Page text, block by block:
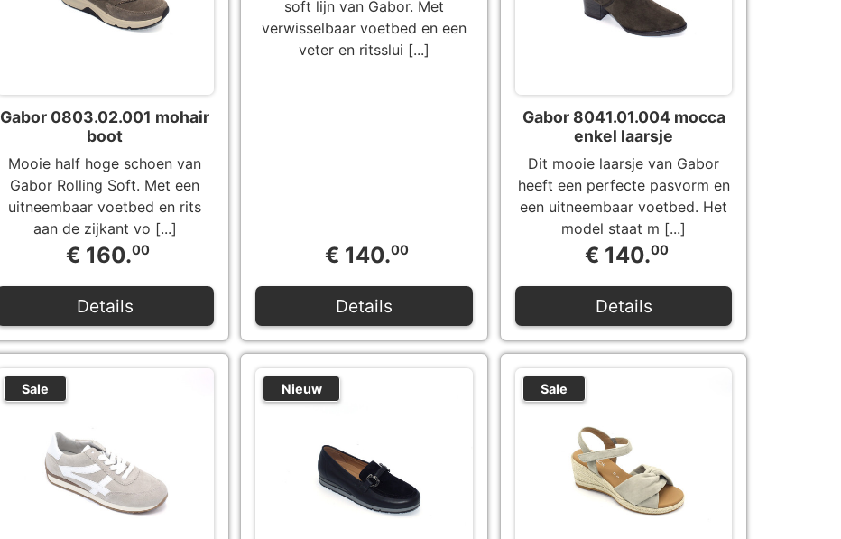
Gabor 0803.02.001 mohair
boot
Mooie half hoge schoen van
Gabor Rolling Soft. Met een
uitneembaar voetbed en rits
aan de zijkant vo [...]
€ 160.00
Details
soft lijn van Gabor. Met
verwisselbaar voetbed en een
veter en ritsslui [...]
€ 140.00
Details
Gabor 8041.01.004 mocca
enkel laarsje
Dit mooie laarsje van Gabor
heeft een perfecte pasvorm en
een uitneembaar voetbed. Het
model staat m [...]
€ 140.00
Details
Sale Nieuw Sale